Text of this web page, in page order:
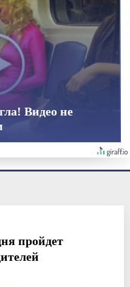
Видео не
пройдет